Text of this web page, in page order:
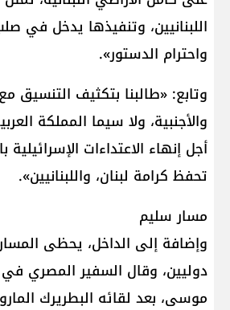
اللبنانيين، وتنفيذها يدخل في
واحترام الدستور».
وتابع: «طالبنا بتكثيف التنسيق
والأجنبية، ولا سيما المملكة
أجل إنهاء الاعتداءات الإسرائيلية
تحفظ كرامة لبنان، واللبنانيين».
مسار سليم
وإضافة إلى الداخل، يحظى
دوليين، وقال السفير المصري في
موسى، بعد لقائه البطريرك